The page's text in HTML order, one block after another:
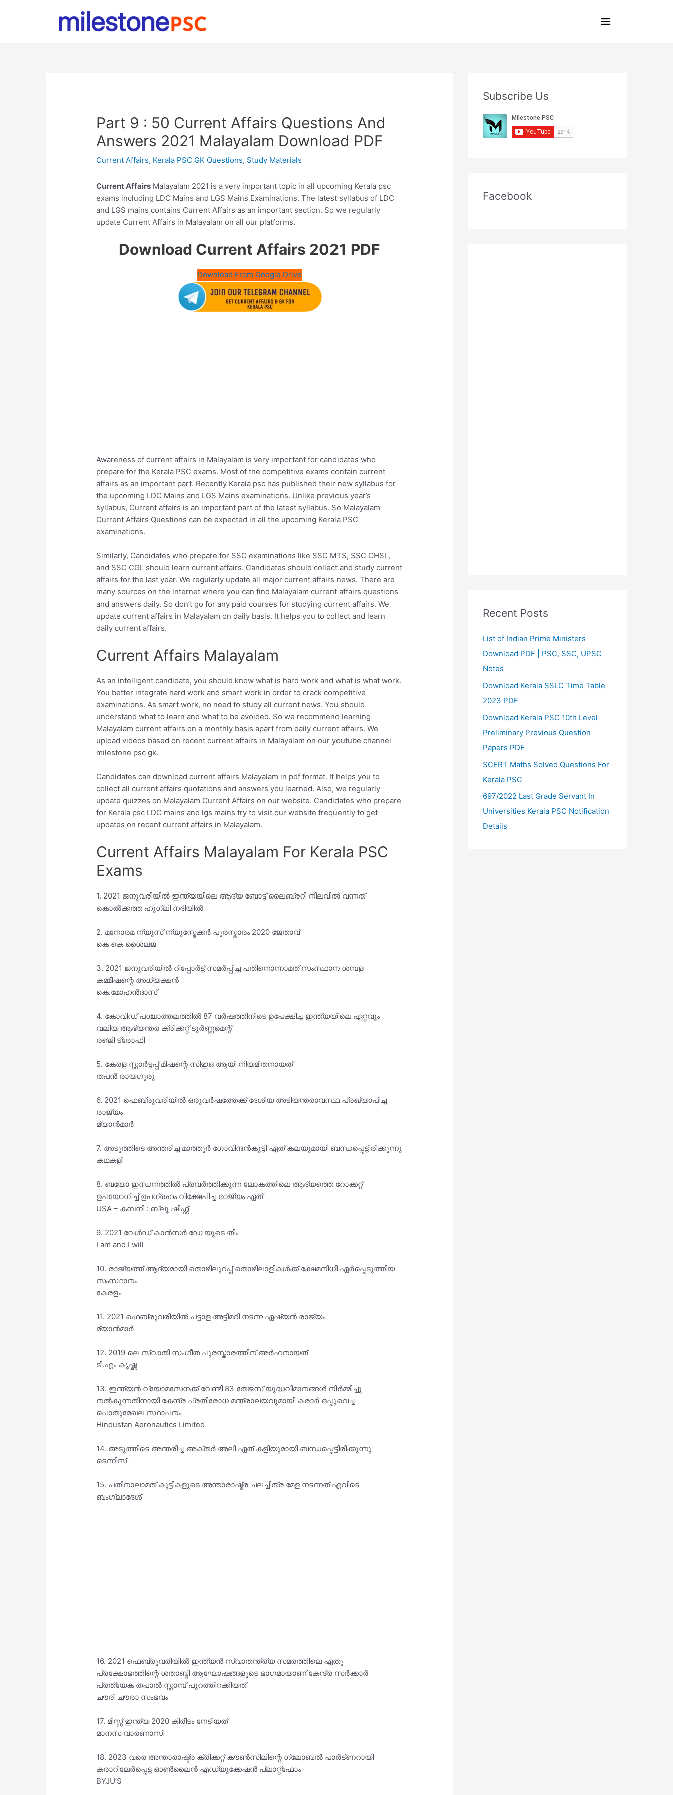
Main
Menu
Part 9 : 50 Current Affairs Questions And
Answers 2021 Malayalam Download PDF
Current Affairs, Kerala PSC GK Questions, Study Materials
Current Affairs Malayalam 2021 is a very important topic in all upcoming Kerala psc
exams including LDC Mains and LGS Mains Examinations. The latest syllabus of LDC
and LGS mains contains Current Affairs as an important section. So we regularly
update Current Affairs in Malayalam on all our platforms.
Download Current Affairs 2021 PDF
Download From Google Drive
Awareness of current affairs in Malayalam is very important for candidates who
prepare for the Kerala PSC exams. Most of the competitive exams contain current
affairs as an important part. Recently Kerala psc has published their new syllabus for
the upcoming LDC Mains and LGS Mains examinations. Unlike previous year’s
syllabus, Current affairs is an important part of the latest syllabus. So Malayalam
Current Affairs Questions can be expected in all the upcoming Kerala PSC
examinations.
Similarly, Candidates who prepare for SSC examinations like SSC MTS, SSC CHSL,
and SSC CGL should learn current affairs. Candidates should collect and study current
affairs for the last year. We regularly update all major current affairs news. There are
many sources on the internet where you can find Malayalam current affairs questions
and answers daily. So don’t go for any paid courses for studying current affairs. We
update current affairs in Malayalam on daily basis. It helps you to collect and learn
daily current affairs.
Current Affairs Malayalam
As an intelligent candidate, you should know what is hard work and what is what work.
You better integrate hard work and smart work in order to crack competitive
examinations. As smart work, no need to study all current news. You should
understand what to learn and what to be avoided. So we recommend learning
Malayalam current affairs on a monthly basis apart from daily current affairs. We
upload videos based on recent current affairs in Malayalam on our youtube channel
milestone psc gk.
Candidates can download current affairs Malayalam in pdf format. It helps you to
collect all current affairs quotations and answers you learned. Also, we regularly
update quizzes on Malayalam Current Affairs on our website. Candidates who prepare
for Kerala psc LDC mains and lgs mains try to visit our website frequently to get
updates on recent current affairs in Malayalam.
Current Affairs Malayalam For Kerala PSC
Exams
1. 2021 ജനുവരിയിൽ ഇന്ത്യയിലെ ആദ്യ ബോട്ട് ലൈബ്രറി നിലവിൽ വന്നത്
കൊൽക്കത്ത ഹൂഗ്ലി നദിയിൽ
2. മനോരമ ന്യൂസ് ന്യൂസ്മേക്കർ പുരസ്കാരം 2020 ജേതാവ്
കെ കെ ശൈലജ
3. 2021 ജനുവരിയിൽ റിപ്പോർട്ട് സമർപ്പിച്ച പതിനൊന്നാമത് സംസ്ഥാന ശമ്പള
കമ്മീഷന്റെ അധ്യക്ഷൻ
കെ.മോഹൻദാസ്
4. കോവിഡ് പശ്ചാത്തലത്തിൽ 87 വർഷത്തിനിടെ ഉപേക്ഷിച്ച ഇന്ത്യയിലെ ഏറ്റവും
വലിയ ആഭ്യന്തര ക്രിക്കറ്റ് ടൂർണ്ണമെന്റ്
രഞ്ജി ട്രോഫി
5. കേരള സ്റ്റാർട്ടപ്പ് മിഷന്റെ സിഇഒ ആയി നിയമിതനായത്
തപൻ രായഗുരു
6. 2021 ഫെബ്രുവരിയിൽ ഒരുവർഷത്തേക്ക് ദേശീയ അടിയന്തരാവസ്ഥ പ്രഖ്യാപിച്ച
രാജ്യം
മ്യാൻമാർ
7. അടുത്തിടെ അന്തരിച്ച മാത്തൂർ ഗോവിന്ദൻകുട്ടി ഏത് കലയുമായി ബന്ധപ്പെട്ടിരിക്കുന്നു
കഥകളി
8. ബയോ ഇന്ധനത്തിൽ പ്രവർത്തിക്കുന്ന ലോകത്തിലെ ആദ്യത്തെ റോക്കറ്റ്
ഉപയോഗിച്ച് ഉപഗ്രഹം വിക്ഷേപിച്ച രാജ്യം ഏത്
USA – കമ്പനി : ബ്ലൂ ഷിഫ്റ്റ്
9. 2021 വേൾഡ് കാൻസർ ഡേ യുടെ തീം
I am and I will
10. രാജ്യത്ത് ആദ്യമായി തൊഴിലുറപ്പ് തൊഴിലാളികൾക്ക് ക്ഷേമനിധി ഏർപ്പെടുത്തിയ
സംസ്ഥാനം
കേരളം
11. 2021 ഫെബ്രുവരിയിൽ പട്ടാള അട്ടിമറി നടന്ന ഏഷ്യൻ രാജ്യം
മ്യാൻമാർ
12. 2019 ലെ സ്വാതി സംഗീത പുരസ്കാരത്തിന് അർഹനായത്
ടി.എം കൃഷ്ണ
13. ഇന്ത്യൻ വ്യോമസേനക്ക് വേണ്ടി 83 തേജസ് യുദ്ധവിമാനങ്ങൾ നിർമ്മിച്ചു
നൽകുന്നതിനായി കേന്ദ്ര പ്രതിരോധ മന്ത്രാലയവുമായി കരാർ ഒപ്പുവെച്ച
പൊതുമേഖല സ്ഥാപനം
Hindustan Aeronautics Limited
14. അടുത്തിടെ അന്തരിച്ച അക്തർ അലി ഏത് കളിയുമായി ബന്ധപ്പെട്ടിരിക്കുന്നു
ടെന്നിസ്
15. പതിനാലാമത് കുട്ടികളുടെ അന്താരാഷ്ട്ര ചലച്ചിത്ര മേള നടന്നത് എവിടെ
ബംഗ്ലാദേശ്
16. 2021 ഫെബ്രുവരിയിൽ ഇന്ത്യൻ സ്വാതന്ത്ര്യ സമരത്തിലെ ഏതു
പ്രക്ഷോഭത്തിന്റെ ശതാബ്ദി ആഘോഷങ്ങളുടെ ഭാഗമായാണ് കേന്ദ്ര സർക്കാർ
പ്രത്യേക തപാൽ സ്റ്റാമ്പ് പുറത്തിറക്കിയത്
ചൗരി ചൗരാ സംഭവം
17. മിസ്സ് ഇന്ത്യ 2020 കിരീടം നേടിയത്
മാനസ വാരണാസി
18. 2023 വരെ അന്താരാഷ്ട്ര ക്രിക്കറ്റ് കൗൺസിലിന്റെ ഗ്ലോബൽ പാർട്ണറായി
കരാറിലേർപ്പെട്ട ഓൺലൈൻ എഡ്യൂക്കേഷൻ പ്ലാറ്റ്ഫോം
BYJU’S
Subscribe Us
Facebook
Recent Posts
List of Indian Prime Ministers
Download PDF | PSC, SSC, UPSC
Notes
Download Kerala SSLC Time Table
2023 PDF
Download Kerala PSC 10th Level
Preliminary Previous Question
Papers PDF
SCERT Maths Solved Questions For
Kerala PSC
697/2022 Last Grade Servant In
Universities Kerala PSC Notification
Details